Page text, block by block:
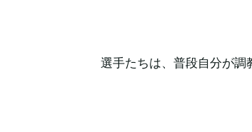
選手たちは、普段自分が